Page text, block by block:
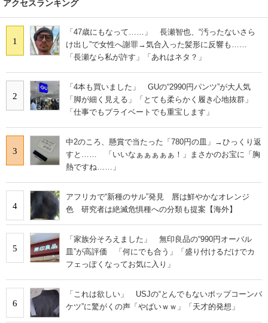
アクセスランキング
1
「47歳にもなって……」 長瀬智也、“汚ったないさら
け出し”で女性へ謝罪→気合入った髪形に反響も……
「長瀬なら私が許す」「あれはネタ？」
2
「4本も買いました」 GUの“2990円パンツ”が大人気
「脚が細く見える」「とても柔らかく履き心地抜群」
「仕事でもプライベートでも重宝します」
3
中2のころ、懸賞で当たった「780円の皿」→ひっくり返
すと…… 「いいなぁぁぁぁぁ！」まさかのお宝に「胸
熱ですね……」
4
アフリカで“新種のサル”発見 唇は鮮やかなオレンジ
色 研究者は絶滅危惧種への分類も提案【海外】
5
「家族分そろえました」 無印良品の“990円オーバル
皿”が高評価 「何にでも合う」「盛り付けるだけでカ
フェっぽくなってお気に入り」
6
「これは欲しい」 USJの“とんでもないポップコーンバ
ケツ”に驚がくの声「やばいｗｗ」「天才的発想」